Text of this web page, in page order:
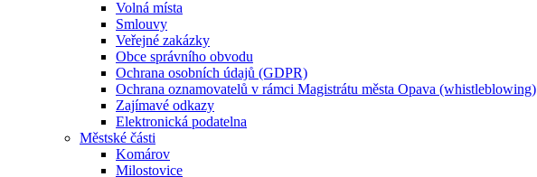
Volná místa
Smlouvy
Veřejné zakázky
Obce správního obvodu
Ochrana osobních údajů (GDPR)
Ochrana oznamovatelů v rámci Magistrátu města Opava (whistleblowing)
Zajímavé odkazy
Elektronická podatelna
Městské části
Komárov
Milostovice